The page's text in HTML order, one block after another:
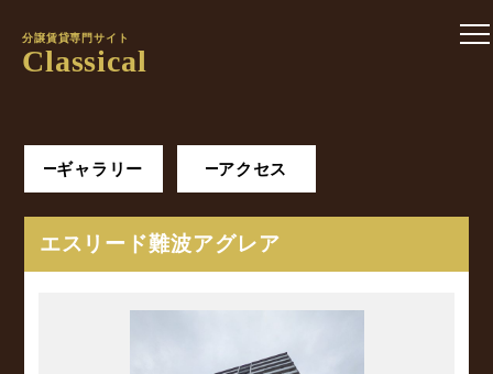
分譲賃貸専門サイト
Classical
ギャラリー アクセス
エスリード難波アグレア